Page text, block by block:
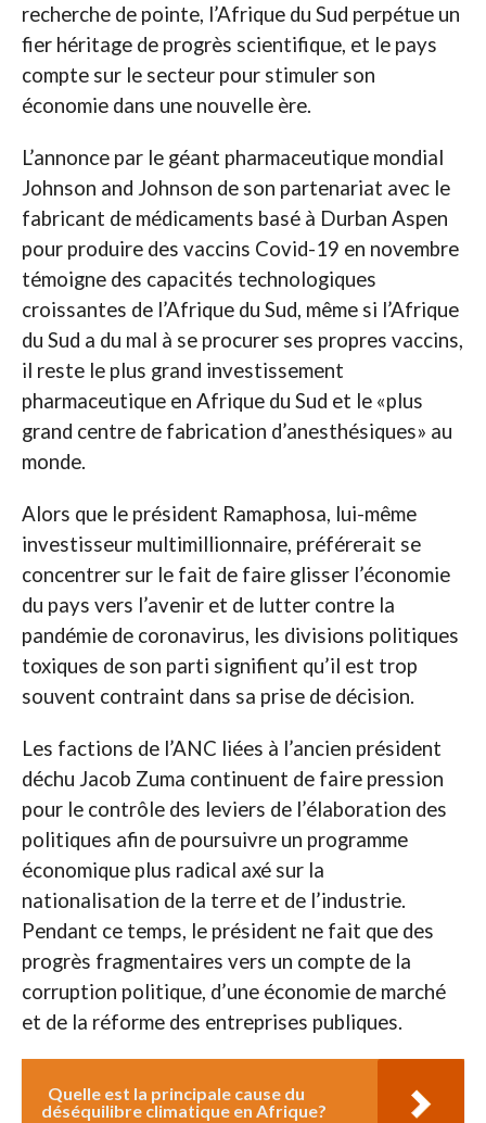
recherche de pointe, l’Afrique du Sud perpétue un
fier héritage de progrès scientifique, et le pays
compte sur le secteur pour stimuler son
économie dans une nouvelle ère.
L’annonce par le géant pharmaceutique mondial
Johnson and Johnson de son partenariat avec le
fabricant de médicaments basé à Durban Aspen
pour produire des vaccins Covid-19 en novembre
témoigne des capacités technologiques
croissantes de l’Afrique du Sud, même si l’Afrique
du Sud a du mal à se procurer ses propres vaccins,
il reste le plus grand investissement
pharmaceutique en Afrique du Sud et le «plus
grand centre de fabrication d’anesthésiques» au
monde.
Alors que le président Ramaphosa, lui-même
investisseur multimillionnaire, préférerait se
concentrer sur le fait de faire glisser l’économie
du pays vers l’avenir et de lutter contre la
pandémie de coronavirus, les divisions politiques
toxiques de son parti signifient qu’il est trop
souvent contraint dans sa prise de décision.
Les factions de l’ANC liées à l’ancien président
déchu Jacob Zuma continuent de faire pression
pour le contrôle des leviers de l’élaboration des
politiques afin de poursuivre un programme
économique plus radical axé sur la
nationalisation de la terre et de l’industrie.
Pendant ce temps, le président ne fait que des
progrès fragmentaires vers un compte de la
corruption politique, d’une économie de marché
et de la réforme des entreprises publiques.
Quelle est la principale cause du
déséquilibre climatique en Afrique?